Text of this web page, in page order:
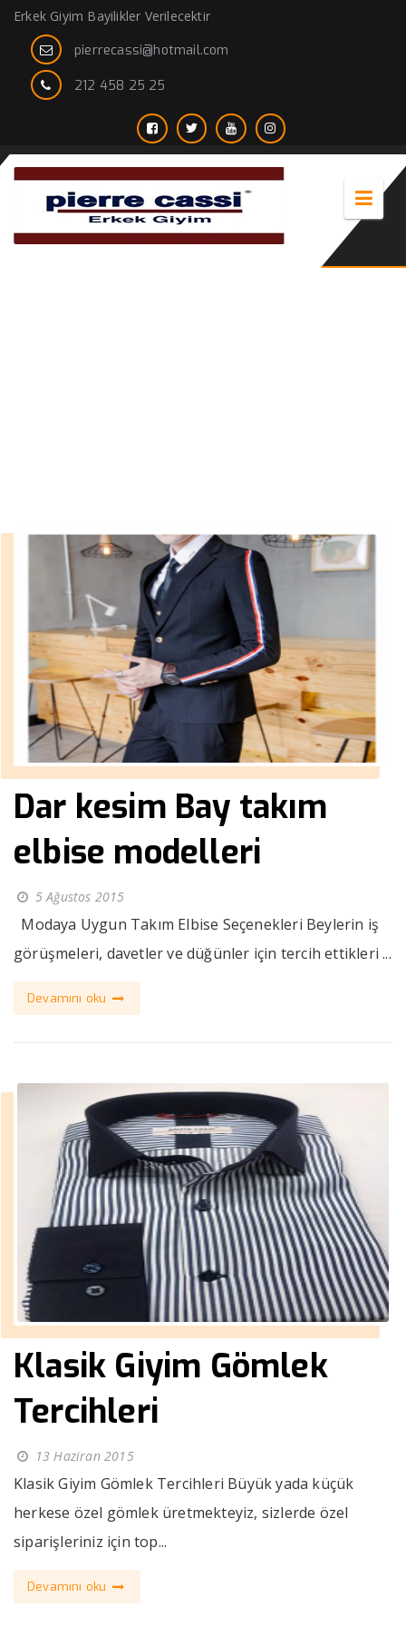
Erkek Giyim Bayilikler Verilecektir
pierrecassi@hotmail.com
212 458 25 25
Dar kesim Bay takım
elbise modelleri
5 Ağustos 2015
Modaya Uygun Takım Elbise Seçenekleri Beylerin iş
görüşmeleri, davetler ve düğünler için tercih ettikleri ...
Devamını oku
Klasik Giyim Gömlek
Tercihleri
13 Haziran 2015
Klasik Giyim Gömlek Tercihleri Büyük yada küçük
herkese özel gömlek üretmekteyiz, sizlerde özel
siparişleriniz için top...
Devamını oku